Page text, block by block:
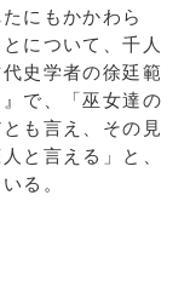
にもかかわら
について、千人
史学者の徐廷範
で、「巫女達の
も言え、その見
と言える」と、
る。